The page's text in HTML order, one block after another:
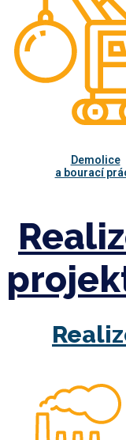
Demolice
a bourací